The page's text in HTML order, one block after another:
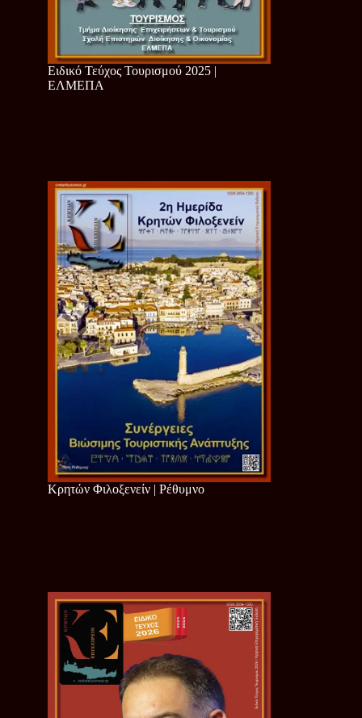
Ειδικό Τεύχος Τουρισμού 2025 |
ΕΛΜΕΠΑ
Κρητών Φιλοξενείν | Ρέθυμνο